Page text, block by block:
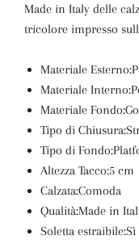
Made in Italy delle
tricolore impresso
Materiale Esterno:
Materiale Interno:
Materiale Fondo:
Tipo di Chiusura:
Tipo di Fondo:
Altezza Tacco:5 cm
Calzata:Comoda
Qualità:Made in
Soletta estraibile:Sì